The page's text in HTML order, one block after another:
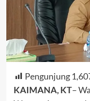
Pengunjung
KAIMANA, KT–